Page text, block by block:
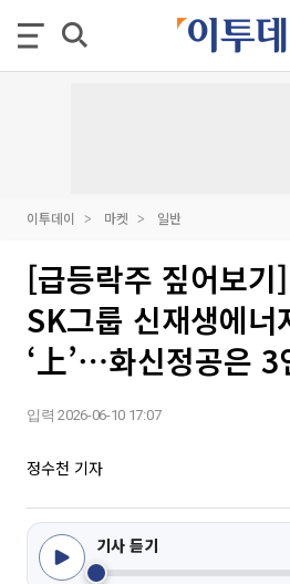
이투데이 마켓 일반
[급등락주 짚어보
SK그룹 신재생에너
‘上’⋯화신정공은 3
입력 2026-06-10 17:07
정수천 기자
기사 듣기